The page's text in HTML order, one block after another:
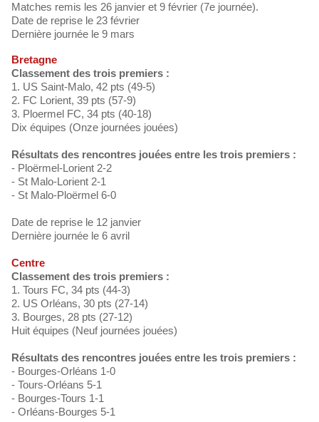
Matches remis les 26 janvier et 9 février (7e journée).
Date de reprise le 23 février
Dernière journée le 9 mars
Bretagne
Classement des trois premiers :
1. US Saint-Malo, 42 pts (49-5)
2. FC Lorient, 39 pts (57-9)
3. Ploermel FC, 34 pts (40-18)
Dix équipes (Onze journées jouées)
Résultats des rencontres jouées entre les trois premiers :
- Ploërmel-Lorient 2-2
- St Malo-Lorient 2-1
- St Malo-Ploërmel 6-0
Date de reprise le 12 janvier
Dernière journée le 6 avril
Centre
Classement des trois premiers :
1. Tours FC, 34 pts (44-3)
2. US Orléans, 30 pts (27-14)
3. Bourges, 28 pts (27-12)
Huit équipes (Neuf journées jouées)
Résultats des rencontres jouées entre les trois premiers :
- Bourges-Orléans 1-0
- Tours-Orléans 5-1
- Bourges-Tours 1-1
- Orléans-Bourges 5-1